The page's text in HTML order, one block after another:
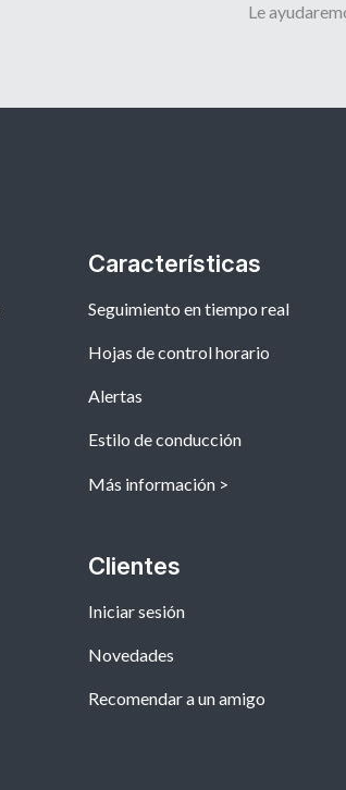
Le
Características
Seguimiento en tiempo real
Hojas de control horario
Alertas
Estilo de conducción
Más información
Clientes
Iniciar sesión
Novedades
Recomendar a un amigo